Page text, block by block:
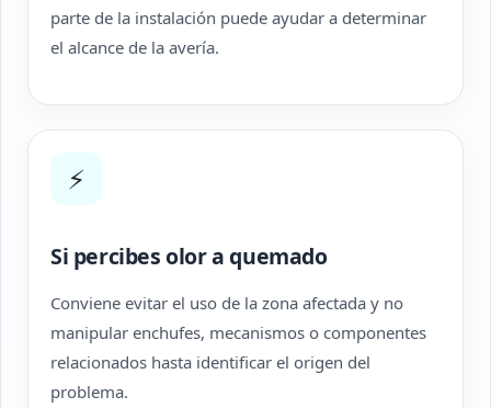
parte de la instalación puede ayudar a determinar
el alcance de la avería.
⚡
Si percibes olor a quemado
Conviene evitar el uso de la zona afectada y no
manipular enchufes, mecanismos o componentes
relacionados hasta identificar el origen del
problema.